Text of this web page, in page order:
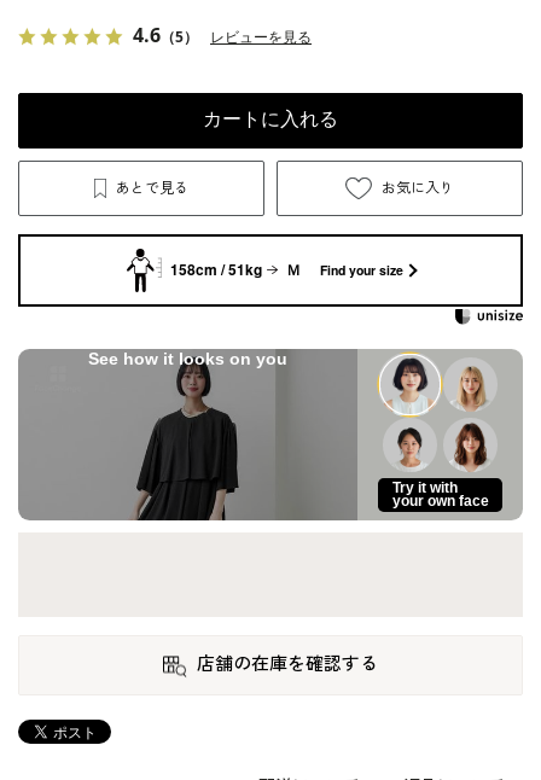
4.6 （5） レビューを見る
カートに入れる
あとで見る お気に入り
158cm / 51kg Ｍ Find your size
See how it looks on you
Try it with
your own face
店舗の在庫を確認する